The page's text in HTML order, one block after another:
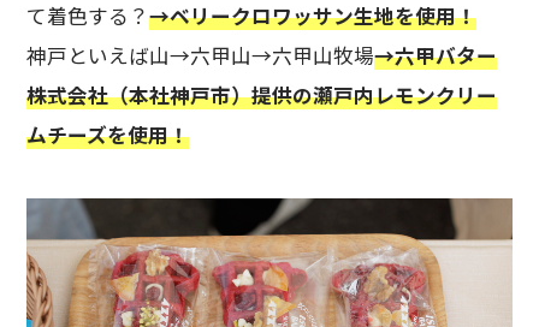
て着色する？→ベリークロワッサン生地を使用！
神戸といえば山→六甲山→六甲山牧場→六甲バター
株式会社（本社神戸市）提供の瀬戸内レモンクリー
ムチーズを使用！